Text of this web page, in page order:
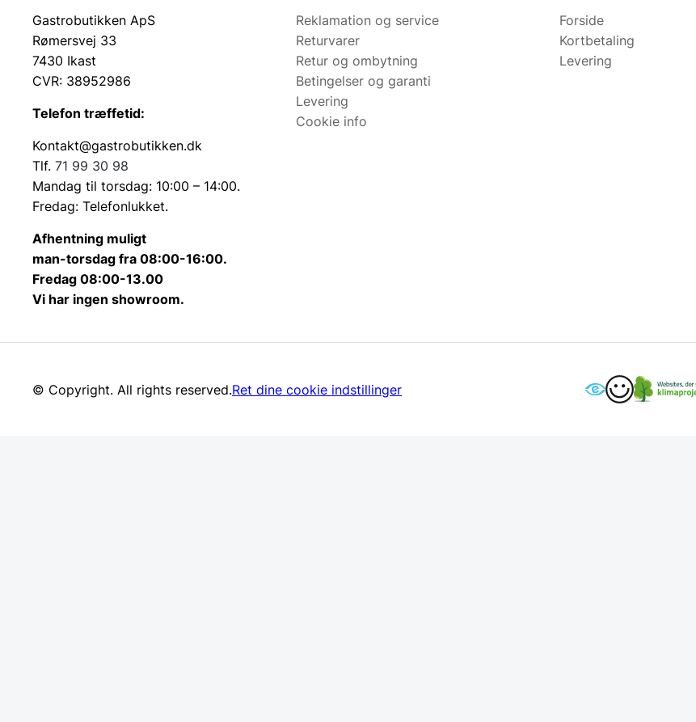
Gastrobutikken ApS
Rømersvej 33
7430 Ikast
CVR: 38952986
Telefon træffetid:
Kontakt@gastrobutikken.dk
Tlf. 71 99 30 98
Mandag til torsdag: 10:00 – 14:00.
Fredag: Telefonlukket.
Afhentning muligt
man-torsdag fra 08:00-16:00.
Fredag 08:00-13.00
Vi har ingen showroom.
Reklamation og service
Returvarer
Retur og ombytning
Betingelser og garanti
Levering
Cookie info
Forside
Kortbetaling
Levering
© Copyright. All rights reserved.Ret dine cookie indstillinger